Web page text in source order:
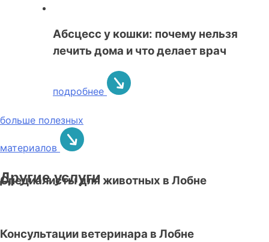
Абсцесс у кошки: почему нельзя
лечить дома и что делает врач
подробнее
больше полезных
материалов
Другие услуги
Специалисты для животных в Лобне
Консультации ветеринара в Лобне